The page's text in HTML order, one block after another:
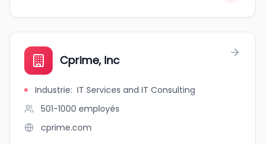
Cprime, Inc
Industrie: IT Services and IT Consulting
501-1000 employés
cprime.com